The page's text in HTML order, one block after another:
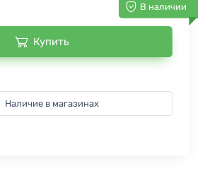
В наличии
Купить
Наличие в магазинах